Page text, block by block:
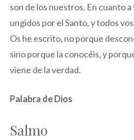
son de los nuestros. En cuanto
ungidos por el Santo, y todos
Os he escrito, no porque
sino porque la conocéis, y
viene de la verdad.
Palabra de Dios
Salmo